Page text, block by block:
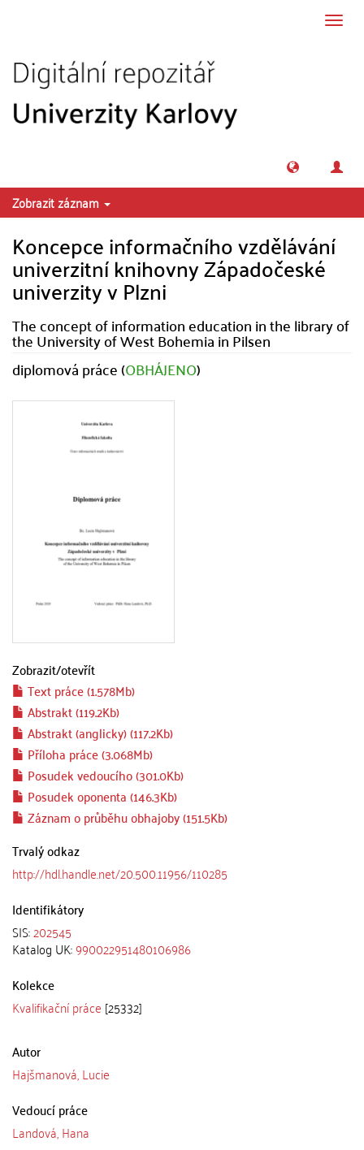
Zobrazit záznam
Koncepce informačního vzdělávání
univerzitní knihovny Západočeské
univerzity v Plzni
The concept of information education in the library of
the University of West Bohemia in Pilsen
diplomová práce (OBHÁJENO)
Zobrazit/otevřít
Text práce (1.578Mb)
Abstrakt (119.2Kb)
Abstrakt (anglicky) (117.2Kb)
Příloha práce (3.068Mb)
Posudek vedoucího (301.0Kb)
Posudek oponenta (146.3Kb)
Záznam o průběhu obhajoby (151.5Kb)
Trvalý odkaz
http://hdl.handle.net/20.500.11956/110285
Identifikátory
SIS:202545
Katalog UK:990022951480106986
Kolekce
Kvalifikační práce [25332]
Autor
Hajšmanová, Lucie
Vedoucí práce
Landová, Hana